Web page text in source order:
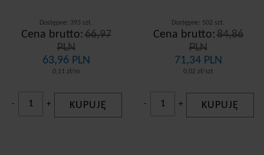
Dostępne: 393 szt.
Cena brutto: 66,97
PLN
63,96 PLN
0,11 zł/m
- + KUPUJĘ
Dostępne: 502 szt.
Cena brutto: 84,86
PLN
71,34 PLN
0,02 zł/szt
- + KUPUJĘ